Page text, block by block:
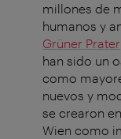
millones de
humanos y
Grüner Prater
han sido un
como
nuevos y
se crearon
Wien como